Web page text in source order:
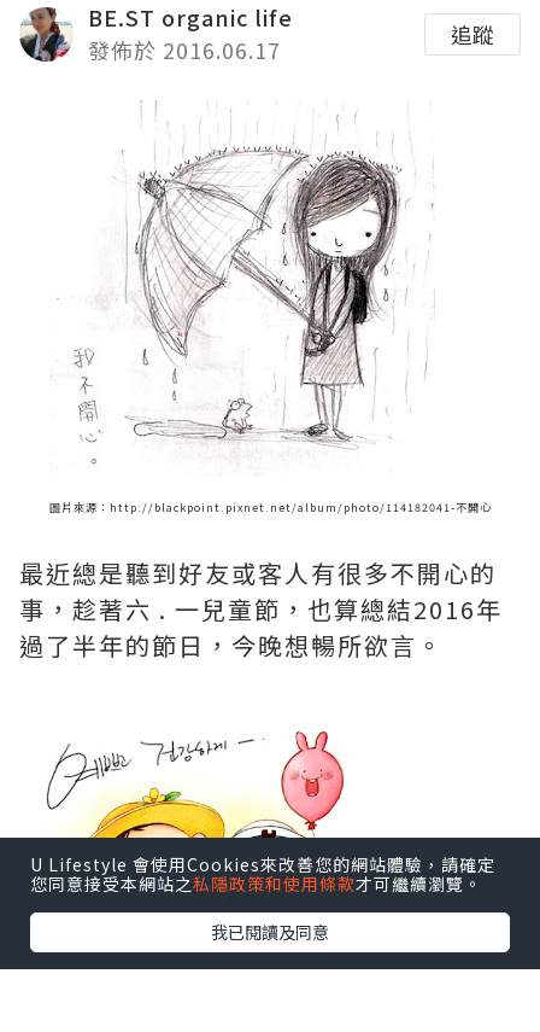
BE.ST organic life
發佈於 2016.06.17
追蹤
圖片來源：http://blackpoint.pixnet.net/album/photo/114182041-不開心
最近總是聽到好友或客人有很多不開心的
事，趁著六 . 一兒童節，也算總結2016年
過了半年的節日，今晚想暢所欲言。
U Lifestyle 會使用Cookies來改善您的網站體驗，請確定
您同意接受本網站之私隱政策和使用條款才可繼續瀏覽。
我已閱讀及同意